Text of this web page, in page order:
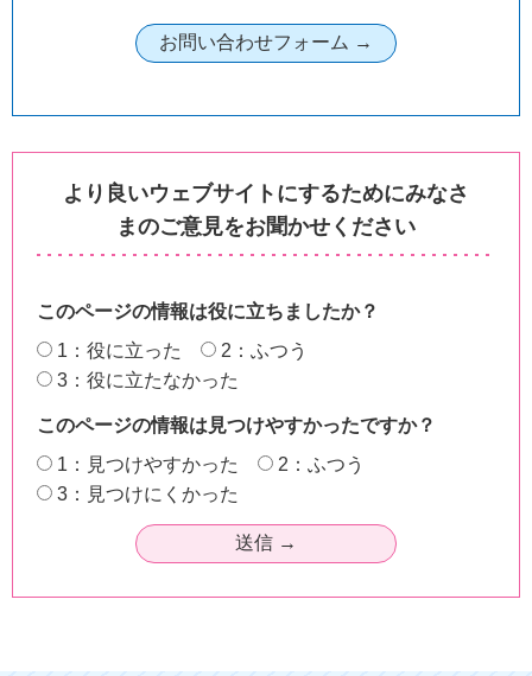
より良いウェブサイトにするためにみなさ
まのご意見をお聞かせください
このページの情報は役に立ちましたか？
1：役に立った
2：ふつう
3：役に立たなかった
このページの情報は見つけやすかったですか？
1：見つけやすかった
2：ふつう
3：見つけにくかった